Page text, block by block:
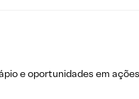
e oportunidades em